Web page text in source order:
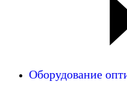
Оборудование